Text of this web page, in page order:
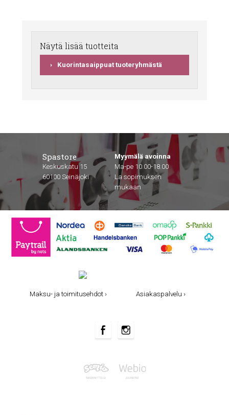
Näytä lisää tuotteita
Kuorintasaippuat tuoteryhmästä
Spastore
Keskuskatu 15
60100 Seinäjoki
Myymälä avoinna
Ma-pe 10.00-18.00
La sopimuksen
mukaan
Maksu- ja toimitusehdot › Asiakaspalvelu ›